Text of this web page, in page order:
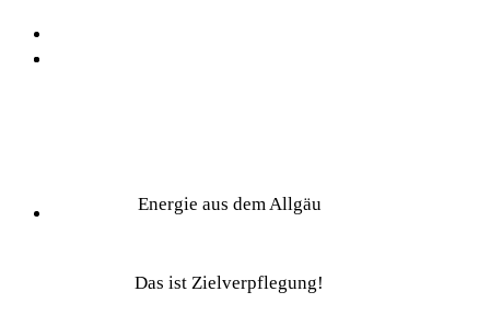
Energie aus dem Allgäu
Das ist Zielverpflegung!